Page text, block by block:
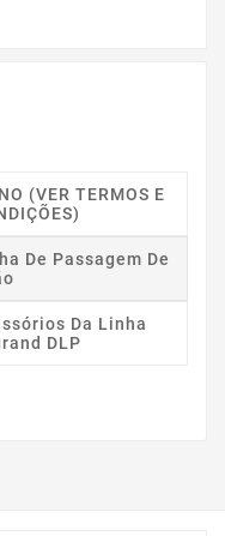
(VER TERMOS E
De Passagem De
Da Linha
DLP